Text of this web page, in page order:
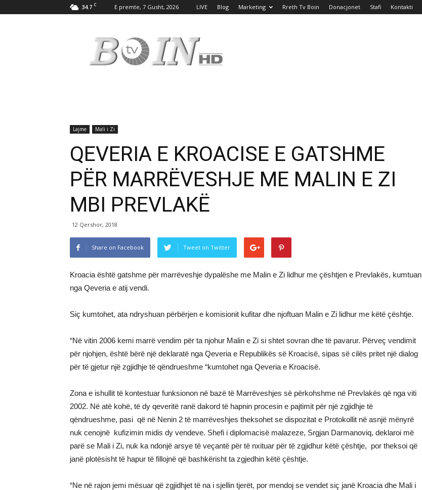
34.7 C E premte, 7 Gusht, 2026 LIVE Blog Marketing Rreth Tv Boin Donacjonet Stafi Kontakti
Boin
Lajme Mali i Zi
QEVERIA E KROACISE E GATSHME
PËR MARRËVESHJE ME MALIN E ZI
MBI PREVLAKË
12 Qershor, 2018
Share on Facebook Tweet on Twitter
Kroacia është gatshme për marrëveshje dypalëshe me Malin e Zi lidhur me çështjen e Prevlakës, kumtuan
nga Qeveria e atij vendi.
Siç kumtohet, ata ndryshuan përbërjen e komisionit kufitar dhe njoftuan Malin e Zi lidhur me këtë çështje.
“Në vitin 2006 kemi marrë vendim për ta njohur Malin e Zi si shtet sovran dhe të pavarur. Përveç vendimit
për njohjen, është bërë një deklaratë nga Qeveria e Republikës së Kroacisë, sipas së cilës pritet një dialog
për të gjetur një zgjidhje të qëndrueshme “kumtohet nga Qeveria e Kroacisë.
Zona e ishullit të kontestuar funksionon në bazë të Marrëveshjes së përkohshme në Prevlakës që nga viti
2002. Në atë kohë, të dy qeveritë ranë dakord të hapnin procesin e pajtimit për një zgjidhje të
qëndrueshme, pasi që në Nenin 2 të marrëveshjes theksohet se dispozitat e Protokollit në asnjë mënyrë
nuk cenojnë kufizimin midis dy vendeve. Shefi i diplomacisë malazeze, Srgjan Darmanoviq, deklaroi më
parë se Mali i Zi, nuk ka ndonjë arsye të veçantë për të nxituar për të zgjidhur këtë çështje, por theksoi që
janë plotësisht të hapur të fillojnë që bashkërisht ta zgjedhin këtë çështje.
“Ne në rajon jemi mësuar që zgjidhjet të na i sjellin tjerët, por mendoj se vendet siç janë Kroacia dhe Mali i